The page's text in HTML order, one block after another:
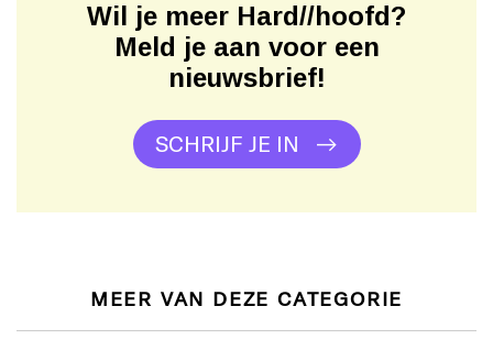
Wil je meer Hard//hoofd?
Meld je aan voor een
nieuwsbrief!
SCHRIJF JE IN
MEER VAN DEZE CATEGORIE